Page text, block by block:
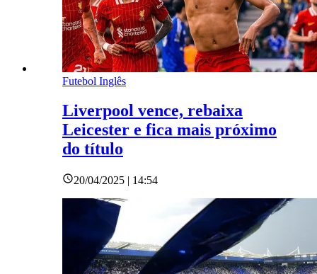
Futebol Inglês
Liverpool vence, rebaixa
Leicester e fica mais próximo
do título
20/04/2025 | 14:54